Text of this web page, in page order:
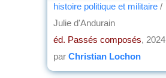
histoire politique et militaire /
Julie d'Andurain
éd. Passés composés, 2024
par Christian Lochon